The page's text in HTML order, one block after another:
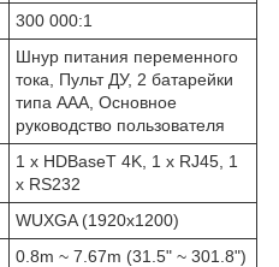
300 000:1
Шнур питания переменного
тока, Пульт ДУ, 2 батарейки
типа ААА, Основное
руководство пользователя
1 x HDBaseT 4K, 1 x RJ45, 1
x RS232
WUXGA (1920x1200)
0.8m ~ 7.67m (31.5" ~ 301.8")